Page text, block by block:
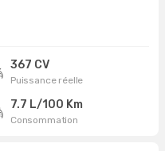
367 CV
Puissance réelle
7.7 L/100 Km
Consommation